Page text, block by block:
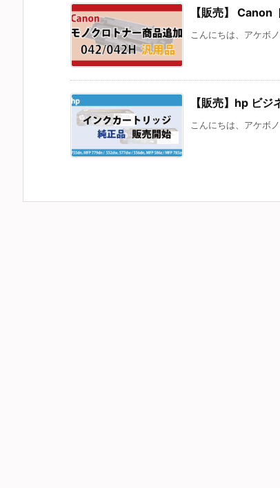
【販売】
こんにちは、アケボ
【販売】hp ビ
こんにちは、アケボ